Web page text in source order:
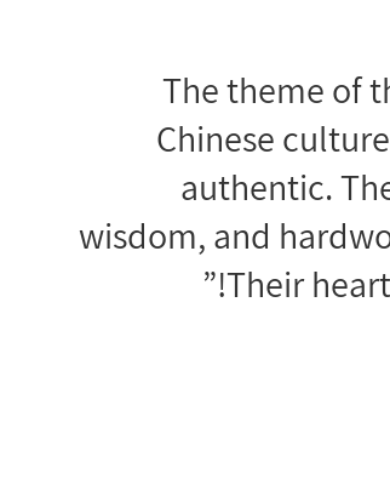
“The theme of
Chinese
authentic.
wisdom, and
Their